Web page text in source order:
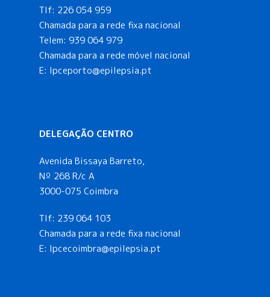
Tlf: 226 054 959
Chamada para a rede fixa nacional
Telem: 939 064 979
Chamada para a rede móvel nacional
E: lpceporto@epilepsia.pt
DELEGAÇÃO CENTRO
Avenida Bissaya Barreto,
Nº 268 R/c A
3000-075 Coimbra
Tlf: 239 064 103
Chamada para a rede fixa nacional
E: lpcecoimbra@epilepsia.pt